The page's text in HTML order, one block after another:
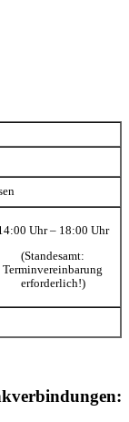
Uhr – 18:00 Uhr
(Standesamt:
Terminvereinbarung
erforderlich!)